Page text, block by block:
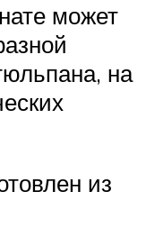
может
на
из